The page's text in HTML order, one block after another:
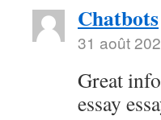
Chatbots
31 août
Great
essay